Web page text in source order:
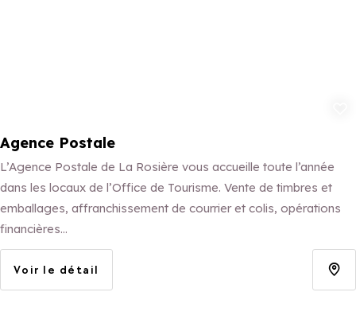
Agence Postale
L’Agence Postale de La Rosière vous accueille toute l’année
dans les locaux de l’Office de Tourisme. Vente de timbres et
emballages, affranchissement de courrier et colis, opérations
financières…
Voir le détail